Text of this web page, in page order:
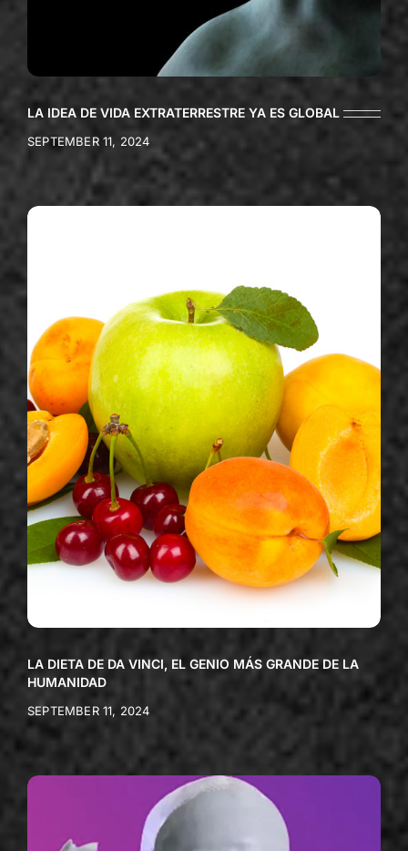
LA IDEA DE VIDA EXTRATERRESTRE YA ES GLOBAL
SEPTEMBER 11, 2024
LA DIETA DE DA VINCI, EL GENIO MÁS GRANDE DE LA
HUMANIDAD
SEPTEMBER 11, 2024